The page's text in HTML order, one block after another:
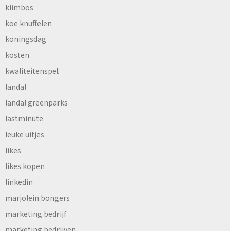
klimbos
koe knuffelen
koningsdag
kosten
kwaliteitenspel
landal
landal greenparks
lastminute
leuke uitjes
likes
likes kopen
linkedin
marjolein bongers
marketing bedrijf